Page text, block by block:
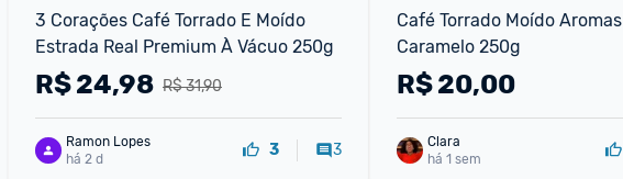
3 Corações Café Torrado E Moído
Estrada Real Premium À Vácuo 250g
R$ 31,90
R$24,98
Ramon Lopes
há 2 d
3 3
Café Torrado Moído Aromas
Caramelo 250g
R$20,00
Clara
há 1 sem